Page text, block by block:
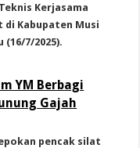
Kerjasama
di Kabupaten Musi
(16/7/2025).
YM Berbagi
Gajah
pencak silat